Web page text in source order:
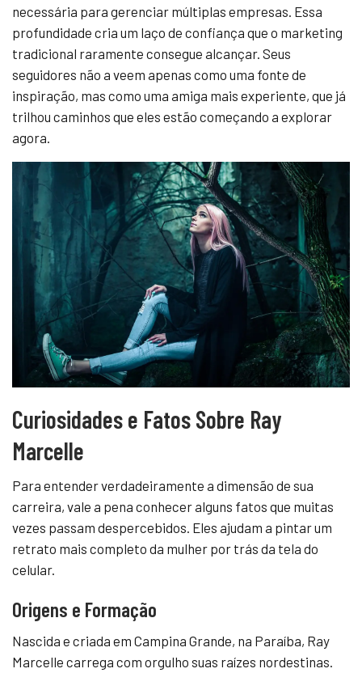
necessária para gerenciar múltiplas empresas. Essa
profundidade cria um laço de confiança que o marketing
tradicional raramente consegue alcançar. Seus
seguidores não a veem apenas como uma fonte de
inspiração, mas como uma amiga mais experiente, que já
trilhou caminhos que eles estão começando a explorar
agora.
Curiosidades e Fatos Sobre Ray
Marcelle
Para entender verdadeiramente a dimensão de sua
carreira, vale a pena conhecer alguns fatos que muitas
vezes passam despercebidos. Eles ajudam a pintar um
retrato mais completo da mulher por trás da tela do
celular.
Origens e Formação
Nascida e criada em Campina Grande, na Paraíba, Ray
Marcelle carrega com orgulho suas raízes nordestinas.